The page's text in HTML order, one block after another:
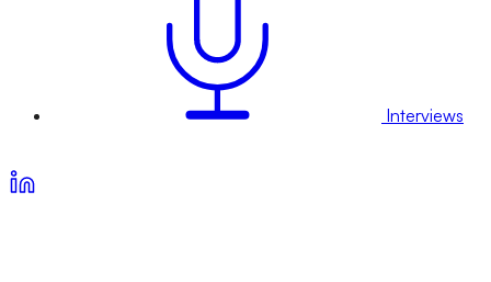
Interviews